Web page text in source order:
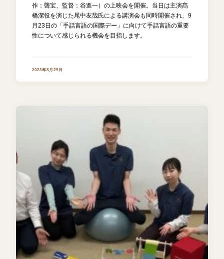
作：聾宝、監督：谷進一）の上映会を開催。当日は主演髙
橋潔役を演じた尾中友哉氏による講演会も同時開催され、9
月23日の「手話言語の国際デー」に向けて手話言語の重要
性について感じられる機会を目指します。
2023年8月29日